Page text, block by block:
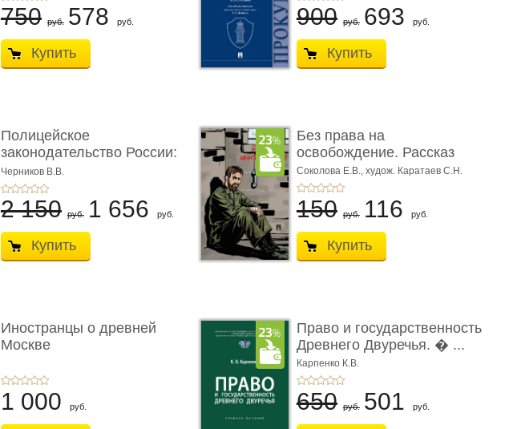
750 руб. 578 руб.
Купить
900 руб. 693 руб.
Купить
Полицейское
законодательство России:
вчера, с� ...
Черников В.В.
2 150 руб. 1 656 руб.
Купить
Без права на
освобождение. Рассказ
Соколова Е.В., худож. Каратаев С.Н.
150 руб. 116 руб.
Купить
Иностранцы о древней
Москве
1 000 руб.
Право и государственность
Древнего Двуречья. � ...
Карпенко К.В.
650 руб. 501 руб.